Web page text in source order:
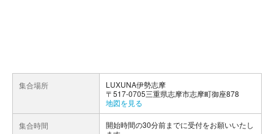
集合場所
LUXUNA伊勢志摩
〒517-0705三重県志摩市志摩町御座878
地図を見る
集合時間
開始時間の30分前までに受付をお願いいたし